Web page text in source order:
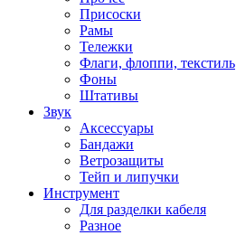
Присоски
Рамы
Тележки
Флаги, флоппи, текстиль
Фоны
Штативы
Звук
Аксессуары
Бандажи
Ветрозащиты
Тейп и липучки
Инструмент
Для разделки кабеля
Разное